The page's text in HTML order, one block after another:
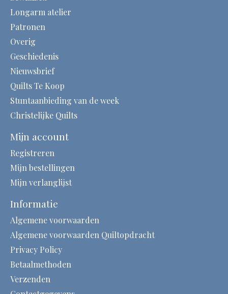
Longarm atelier
Patronen
Overig
Geschiedenis
Nieuwsbrief
Quilts Te Koop
Stuntaanbieding van de week
Christelijke Quilts
Mijn account
Registreren
Mijn bestellingen
Mijn verlanglijst
Informatie
Algemene voorwaarden
Algemene voorwaarden Quiltopdracht
Privacy Policy
Betaalmethoden
Verzenden